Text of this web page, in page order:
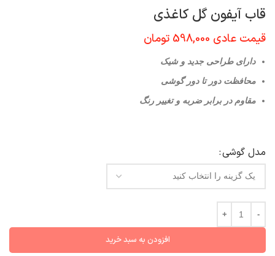
قاب آیفون گل کاغذی
قیمت عادی 598,000 تومان
دارای طراحی جدید و شیک
محافظت دور تا دور گوشی
مقاوم در برابر ضربه و تغییر رنگ
مدل گوشی
افزودن به سبد خرید